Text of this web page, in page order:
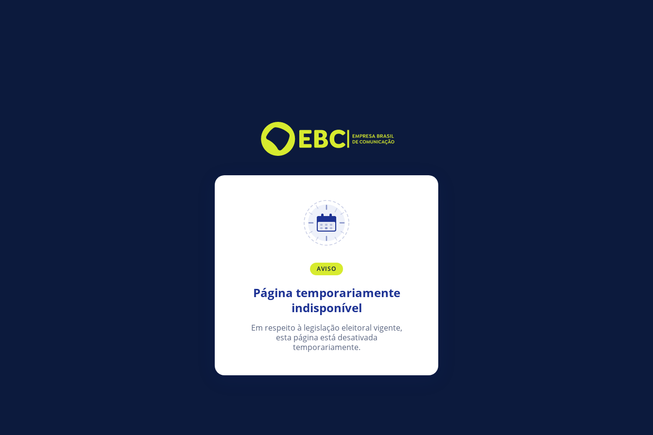
AVISO
Página temporariamente
indisponível
Em respeito à legislação eleitoral vigente,
esta página está desativada
temporariamente.